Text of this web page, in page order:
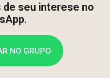
seu interese no
NO GRUPO